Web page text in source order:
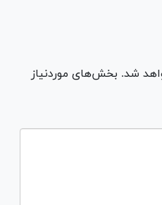
شد. بخش‌های موردنیاز